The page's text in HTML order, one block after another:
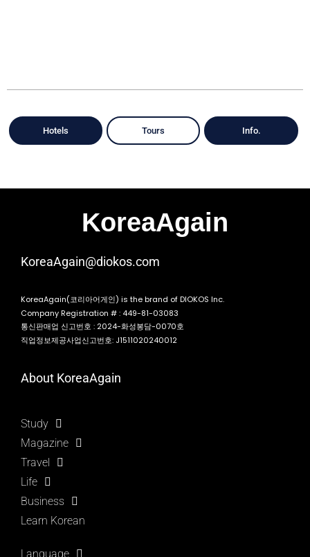
Hotels Tours Info.
KoreaAgain
KoreaAgain@diokos.com
KoreaAgain(코리아어게인) is the brand of DIOKOS Inc.
Company Registration # : 449-81-03083
통신판매업 신고번호 : 2024-화성봉담-0070호
직업정보제공사업신고번호: J1511020240012
About KoreaAgain
Study
Magazine
Travel
Life
Business
Learn Korean
Language